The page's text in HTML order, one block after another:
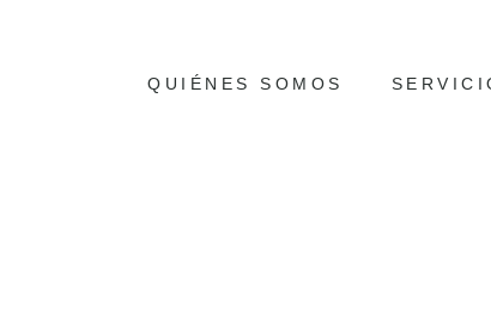
QUIÉNES SOMOS